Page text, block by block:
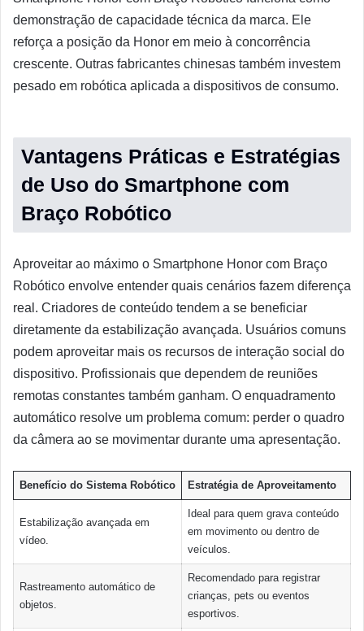
demonstração de capacidade técnica da marca. Ele
reforça a posição da Honor em meio à concorrência
crescente. Outras fabricantes chinesas também investem
pesado em robótica aplicada a dispositivos de consumo.
Vantagens Práticas e Estratégias
de Uso do Smartphone com
Braço Robótico
Aproveitar ao máximo o Smartphone Honor com Braço
Robótico envolve entender quais cenários fazem diferença
real. Criadores de conteúdo tendem a se beneficiar
diretamente da estabilização avançada. Usuários comuns
podem aproveitar mais os recursos de interação social do
dispositivo. Profissionais que dependem de reuniões
remotas constantes também ganham. O enquadramento
automático resolve um problema comum: perder o quadro
da câmera ao se movimentar durante uma apresentação.
Benefício do Sistema Robótico Estratégia de Aproveitamento
Estabilização avançada em
vídeo.
Ideal para quem grava conteúdo
em movimento ou dentro de
veículos.
Rastreamento automático de
objetos.
Recomendado para registrar
crianças, pets ou eventos
esportivos.